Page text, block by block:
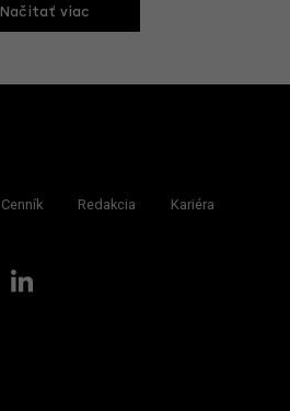
Načitať viac
Cenník Redakcia Kariéra